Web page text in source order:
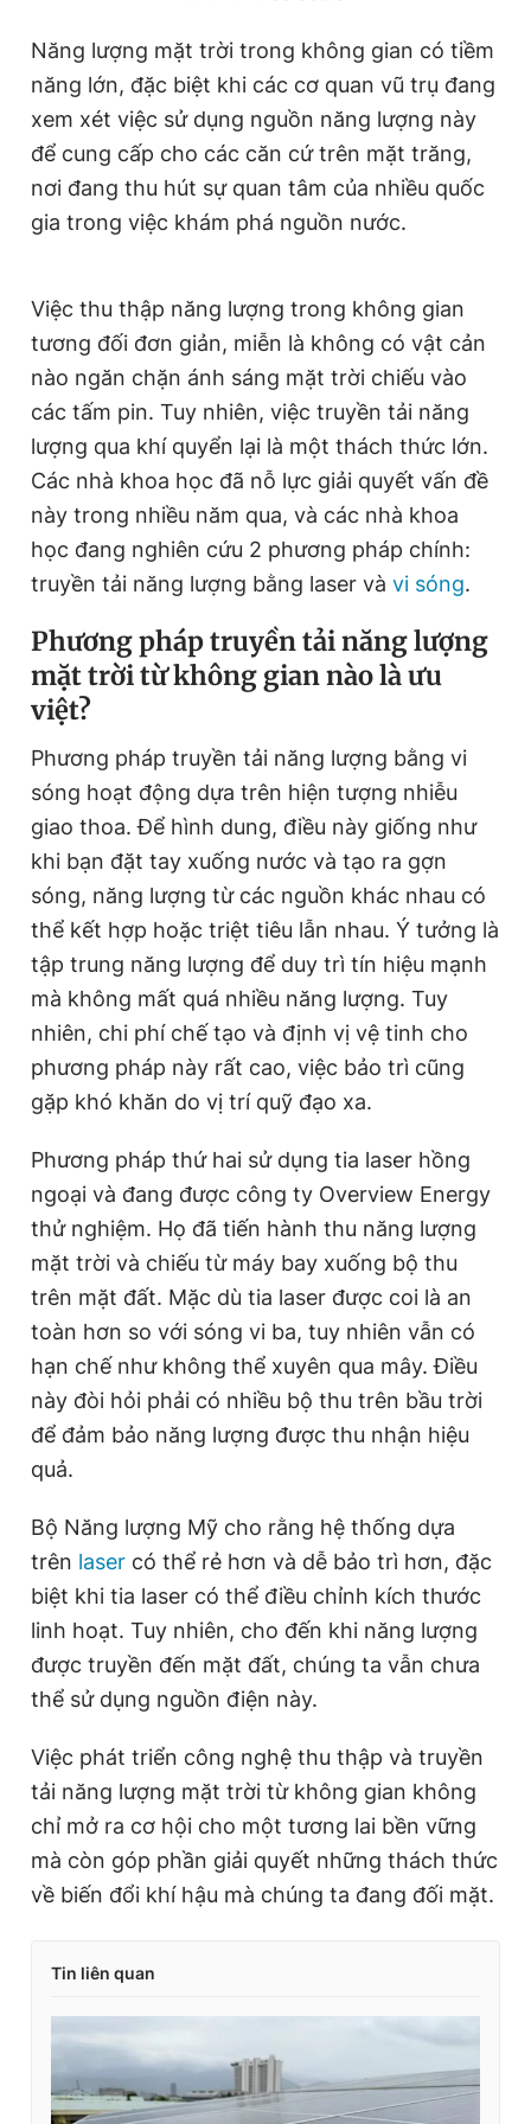
© 2003-2026 Bản quyền thuộc về Báo Thanh Niên. Cấm sao
chép dưới mọi hình thức nếu không có sự chấp thuận bằng văn
bản. Phát triển bởi ePi Technologies, JSC.
Năng lượng mặt trời trong không gian có tiềm
năng lớn, đặc biệt khi các cơ quan vũ trụ đang
xem xét việc sử dụng nguồn năng lượng này
để cung cấp cho các căn cứ trên mặt trăng,
nơi đang thu hút sự quan tâm của nhiều quốc
gia trong việc khám phá nguồn nước.
Việc thu thập năng lượng trong không gian
tương đối đơn giản, miễn là không có vật cản
nào ngăn chặn ánh sáng mặt trời chiếu vào
các tấm pin. Tuy nhiên, việc truyền tải năng
lượng qua khí quyển lại là một thách thức lớn.
Các nhà khoa học đã nỗ lực giải quyết vấn đề
này trong nhiều năm qua, và các nhà khoa
học đang nghiên cứu 2 phương pháp chính:
truyền tải năng lượng bằng laser và vi sóng.
Phương pháp truyền tải năng lượng
mặt trời từ không gian nào là ưu
việt?
Phương pháp truyền tải năng lượng bằng vi
sóng hoạt động dựa trên hiện tượng nhiễu
giao thoa. Để hình dung, điều này giống như
khi bạn đặt tay xuống nước và tạo ra gợn
sóng, năng lượng từ các nguồn khác nhau có
thể kết hợp hoặc triệt tiêu lẫn nhau. Ý tưởng là
tập trung năng lượng để duy trì tín hiệu mạnh
mà không mất quá nhiều năng lượng. Tuy
nhiên, chi phí chế tạo và định vị vệ tinh cho
phương pháp này rất cao, việc bảo trì cũng
gặp khó khăn do vị trí quỹ đạo xa.
Phương pháp thứ hai sử dụng tia laser hồng
ngoại và đang được công ty Overview Energy
thử nghiệm. Họ đã tiến hành thu năng lượng
mặt trời và chiếu từ máy bay xuống bộ thu
trên mặt đất. Mặc dù tia laser được coi là an
toàn hơn so với sóng vi ba, tuy nhiên vẫn có
hạn chế như không thể xuyên qua mây. Điều
này đòi hỏi phải có nhiều bộ thu trên bầu trời
để đảm bảo năng lượng được thu nhận hiệu
quả.
Bộ Năng lượng Mỹ cho rằng hệ thống dựa
trên laser có thể rẻ hơn và dễ bảo trì hơn, đặc
biệt khi tia laser có thể điều chỉnh kích thước
linh hoạt. Tuy nhiên, cho đến khi năng lượng
được truyền đến mặt đất, chúng ta vẫn chưa
thể sử dụng nguồn điện này.
Việc phát triển công nghệ thu thập và truyền
tải năng lượng mặt trời từ không gian không
chỉ mở ra cơ hội cho một tương lai bền vững
mà còn góp phần giải quyết những thách thức
về biến đổi khí hậu mà chúng ta đang đối mặt.
Tin liên quan